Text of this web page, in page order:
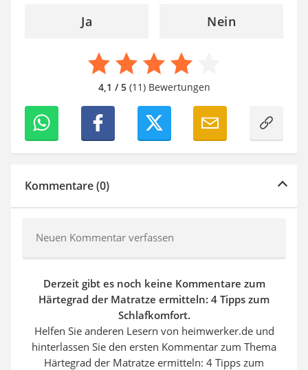
Ja Nein
4,1 / 5(11) Bewertungen
Kommentare (0)
Neuen Kommentar verfassen
Derzeit gibt es noch keine Kommentare zum
Härtegrad der Matratze ermitteln: 4 Tipps zum
Schlafkomfort.
Helfen Sie anderen Lesern von heimwerker.de und
hinterlassen Sie den ersten Kommentar zum Thema
Härtegrad der Matratze ermitteln: 4 Tipps zum